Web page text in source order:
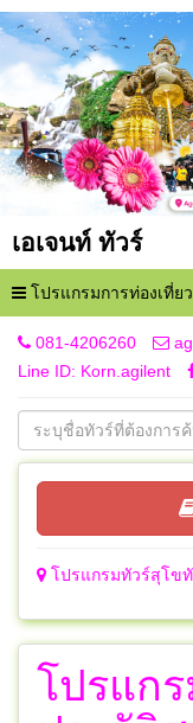
เอเจนท์ ทัวร์
โปรแกรมการท่องเที่ยว
081-4206260
Line ID: Korn.agilent
โปรแกรมทัวร์สุโข
โปรแก